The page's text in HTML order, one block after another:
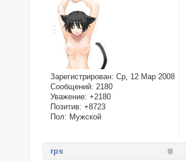
Зарегистрирован: Ср, 12 Мар 2008
Сообщений: 2180
Уважение: +2180
Позитив: +8723
Пол: Мужской
rps